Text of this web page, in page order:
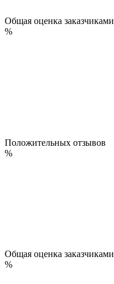
Общая оценка заказчиками
%
Положительных отзывов
%
Общая оценка заказчиками
%